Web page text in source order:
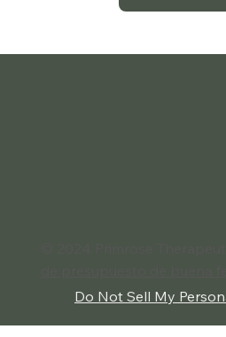
Do Not Sell My